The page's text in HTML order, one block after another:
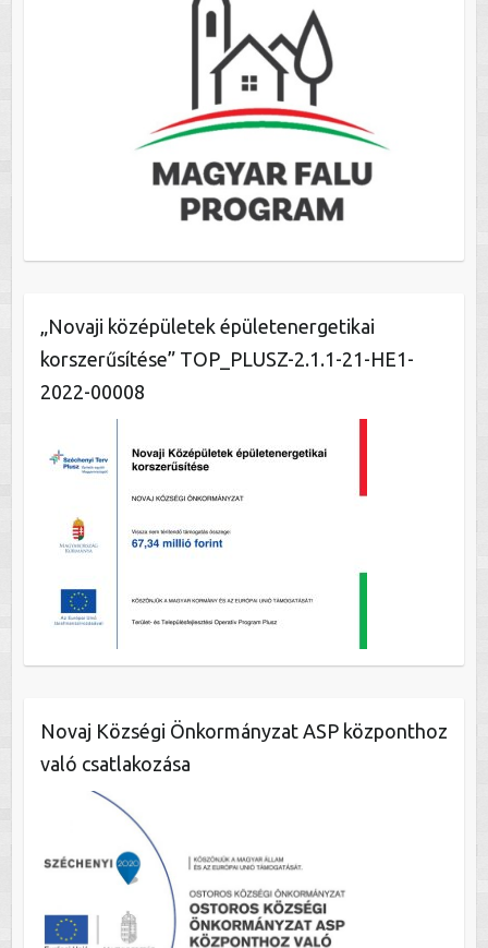
„Novaji középületek épületenergetikai
korszerűsítése” TOP_PLUSZ-2.1.1-21-HE1-
2022-00008
Novaj Községi Önkormányzat ASP központhoz
való csatlakozása